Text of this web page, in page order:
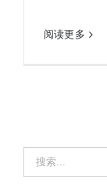
阅读更多
索：